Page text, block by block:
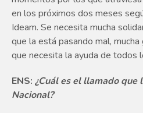
en los próximos dos meses
Ideam. Se necesita mucha
que la está pasando mal,
que necesita la ayuda de todos
ENS: ¿Cuál es el llamado que
Nacional?